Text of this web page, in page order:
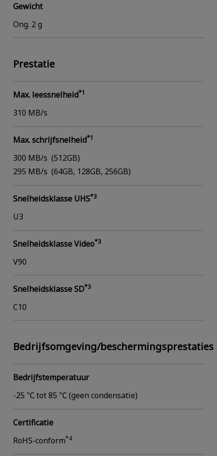
Gewicht
Ong. 2 g
Prestatie
Max. leessnelheid*1
310 MB/s
Max. schrijfsnelheid*1
300 MB/s (512GB)
295 MB/s (64GB, 128GB, 256GB)
Snelheidsklasse UHS*3
U3
Snelheidsklasse Video*3
V90
Snelheidsklasse SD*3
C10
Bedrijfsomgeving/beschermingsprestaties
Bedrijfstemperatuur
-25 ℃ tot 85 ℃ (geen condensatie)
Certificatie
RoHS-conform*4